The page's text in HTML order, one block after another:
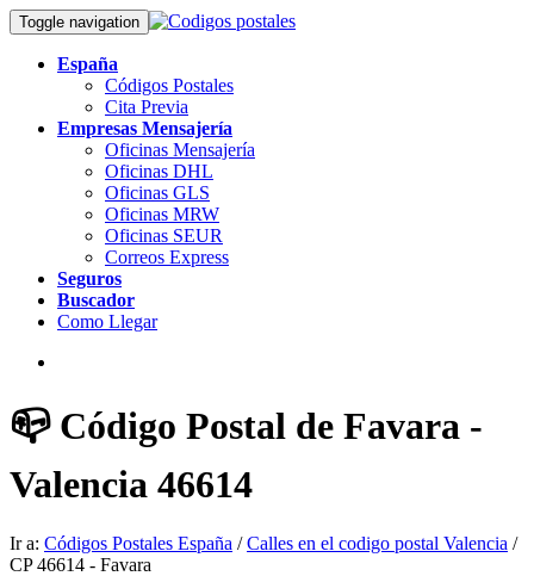
Toggle navigation
España
Códigos Postales
Cita Previa
Empresas Mensajería
Oficinas Mensajería
Oficinas DHL
Oficinas GLS
Oficinas MRW
Oficinas SEUR
Correos Express
Seguros
Buscador
Como Llegar
📪 Código Postal de Favara -
Valencia 46614
Ir a: Códigos Postales España /Calles en el codigo postal Valencia /
CP 46614 - Favara